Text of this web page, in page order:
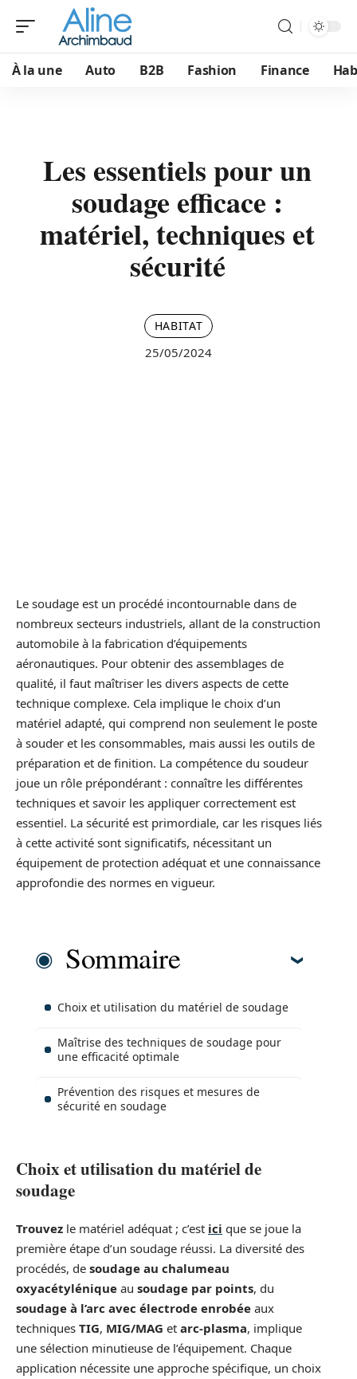
À la une Auto B2B Fashion Finance
Les essentiels pour un
soudage efficace :
matériel, techniques et
sécurité
HABITAT
25/05/2024
Le soudage est un procédé incontournable dans de
nombreux secteurs industriels, allant de la construction
automobile à la fabrication d’équipements
aéronautiques. Pour obtenir des assemblages de
qualité, il faut maîtriser les divers aspects de cette
technique complexe. Cela implique le choix d’un
matériel adapté, qui comprend non seulement le poste
à souder et les consommables, mais aussi les outils de
préparation et de finition. La compétence du soudeur
joue un rôle prépondérant : connaître les différentes
techniques et savoir les appliquer correctement est
essentiel. La sécurité est primordiale, car les risques liés
à cette activité sont significatifs, nécessitant un
équipement de protection adéquat et une connaissance
approfondie des normes en vigueur.
Sommaire
Choix et utilisation du matériel de soudage
Maîtrise des techniques de soudage pour
une efficacité optimale
Prévention des risques et mesures de
sécurité en soudage
Choix et utilisation du matériel de
soudage
Trouvez le matériel adéquat ; c’est ici que se joue la
première étape d’un soudage réussi. La diversité des
procédés, de soudage au chalumeau
oxyacétylénique au soudage par points, du
soudage à l’arc avec électrode enrobée aux
techniques TIG, MIG/MAG et arc-plasma, implique
une sélection minutieuse de l’équipement. Chaque
application nécessite une approche spécifique, un choix